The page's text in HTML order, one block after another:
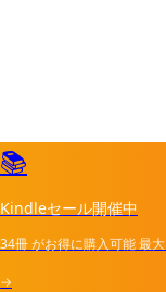
📚
Kindleセール開催中
34冊がお得に購入可能最大
→